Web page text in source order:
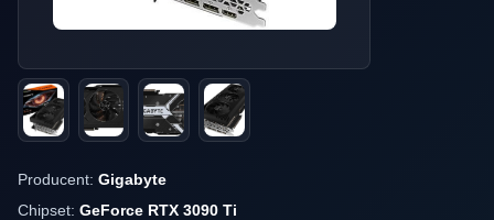
Producent: Gigabyte
Chipset: GeForce RTX 3090 Ti